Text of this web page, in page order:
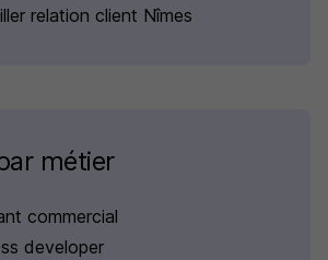
relation client Nîmes
métier
commercial
developer